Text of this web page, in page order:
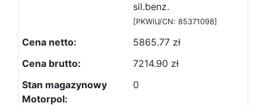
sil.benz.
[PKWiU/CN: 85371098]
5865.77 zł
7214.90 zł
0